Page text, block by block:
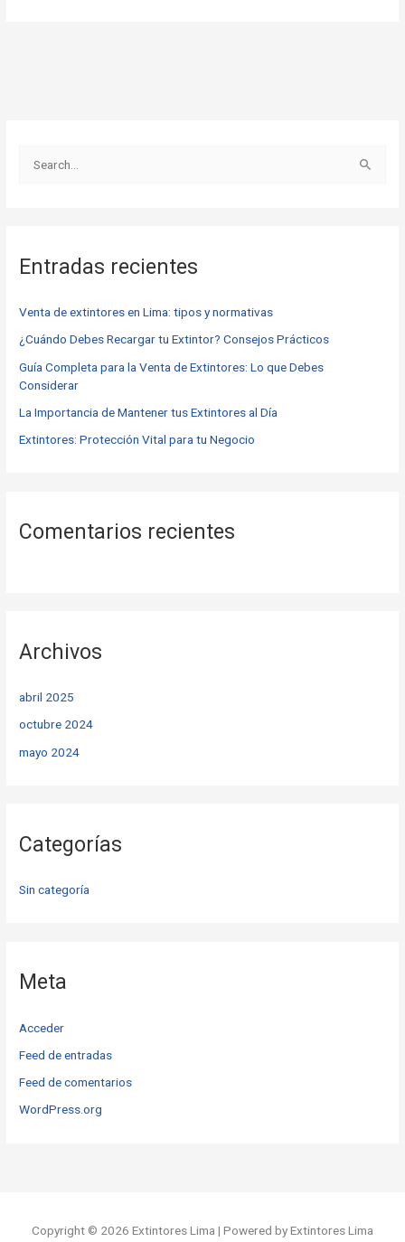
a
p
o
r
:
Entradas recientes
Venta de extintores en Lima: tipos y normativas
¿Cuándo Debes Recargar tu Extintor? Consejos Prácticos
Guía Completa para la Venta de Extintores: Lo que Debes
Considerar
La Importancia de Mantener tus Extintores al Día
Extintores: Protección Vital para tu Negocio
Comentarios recientes
Archivos
abril 2025
octubre 2024
mayo 2024
Categorías
Sin categoría
Meta
Acceder
Feed de entradas
Feed de comentarios
WordPress.org
Copyright © 2026 Extintores Lima | Powered by Extintores Lima